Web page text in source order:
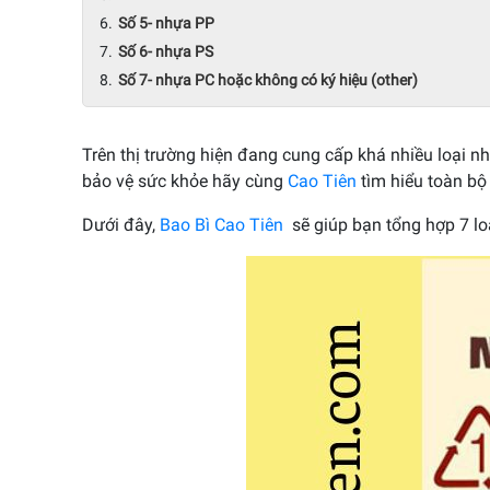
Số 5- nhựa PP
Số 6- nhựa PS
Số 7- nhựa PC hoặc không có ký hiệu (other)
Trên thị trường hiện đang cung cấp khá nhiều loại
bảo vệ sức khỏe hãy cùng Cao Tiên tìm hiểu toàn
Dưới đây,Bao Bì Cao Tiên sẽ giúp bạn tổng hợp 7